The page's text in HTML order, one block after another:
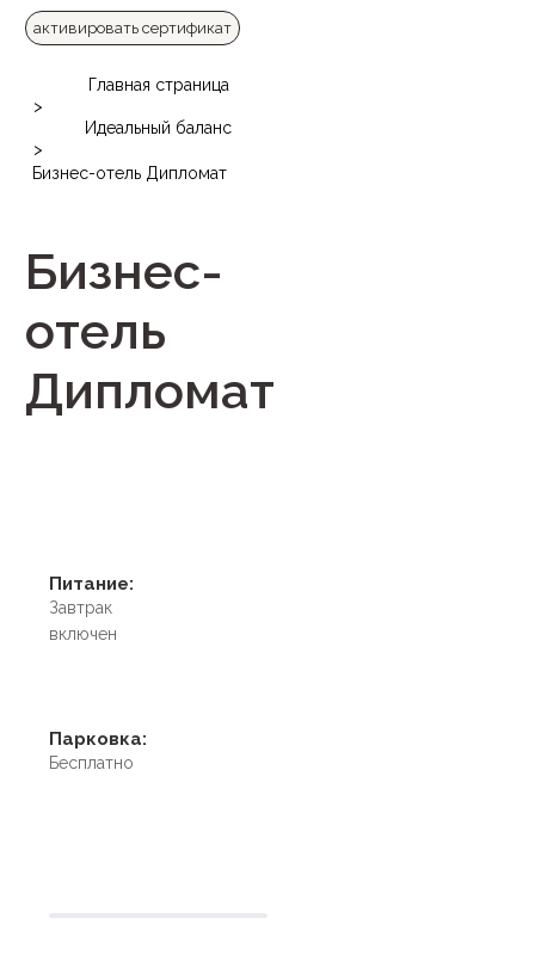
активировать сертификат
Главная страница
>
Идеальный баланс
>
Бизнес-отель Дипломат
Бизнес-
отель
Дипломат
Питание:
Завтрак
включен
Парковка:
Бесплатно